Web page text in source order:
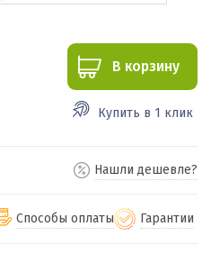
В корзину
Купить в 1 клик
Нашли дешевле?
Способы оплаты Гарантии